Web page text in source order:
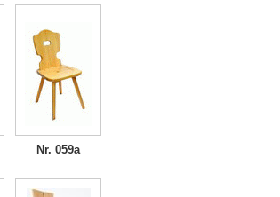
Nr. 059a